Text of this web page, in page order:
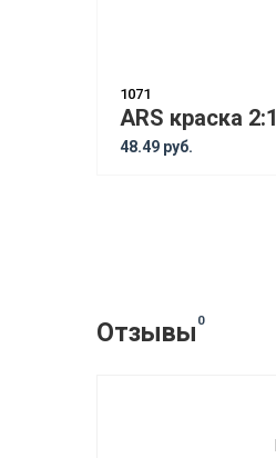
1071
48.49 руб.
Отзывы 0